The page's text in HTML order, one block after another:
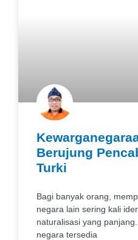
Berujung
Turki
Bagi banyak orang,
negara lain sering kali
naturalisasi yang
negara tersedia